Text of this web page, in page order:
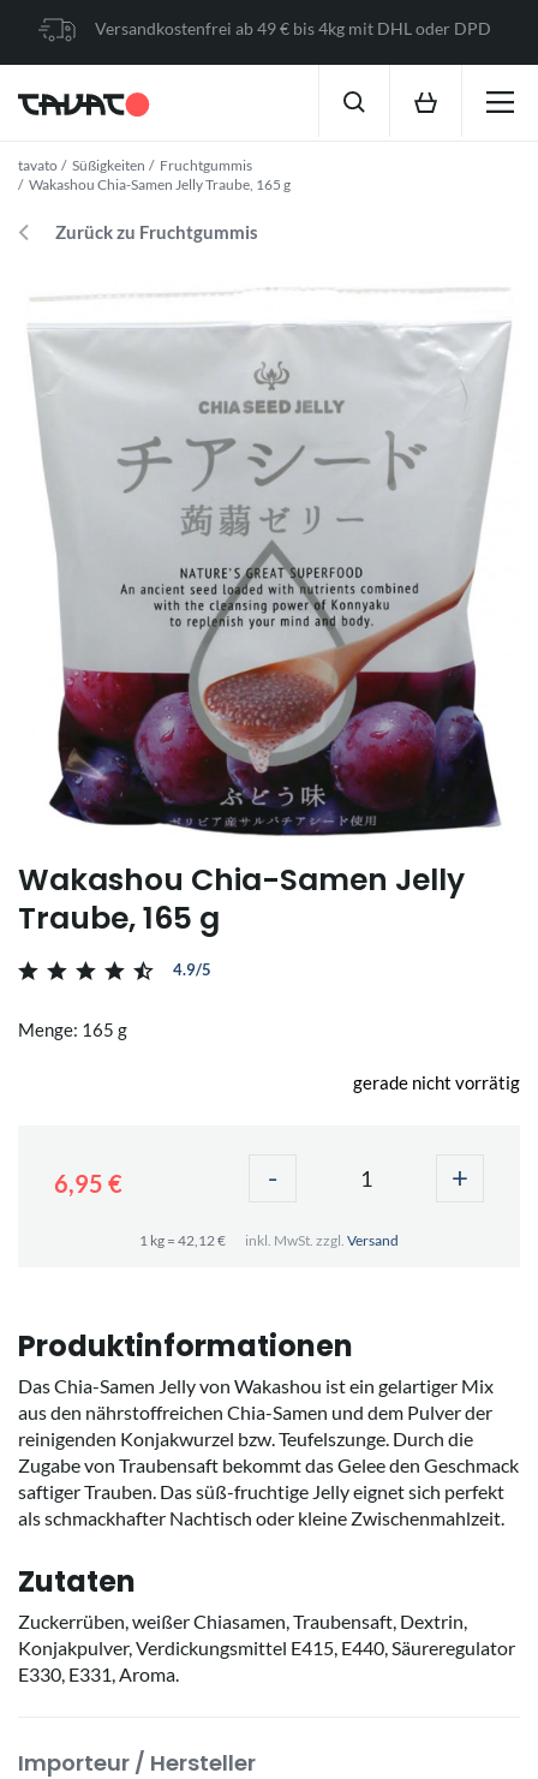
Versandkostenfrei ab 49 € bis 4kg mit DHL oder DPD
tavato Süßigkeiten
Fruchtgummis
Wakashou Chia-Samen Jelly Traube, 165 g
Zurück zu Fruchtgummis
Wakashou Chia-Samen Jelly
Traube, 165 g
4.9/5
Menge: 165 g
gerade nicht vorrätig
6,95 € - +
1 kg = 42,12 € inkl. MwSt. zzgl. Versand
Produktinformationen
Das Chia-Samen Jelly von Wakashou ist ein gelartiger Mix
aus den nährstoffreichen Chia-Samen und dem Pulver der
reinigenden Konjakwurzel bzw. Teufelszunge. Durch die
Zugabe von Traubensaft bekommt das Gelee den Geschmack
saftiger Trauben. Das süß-fruchtige Jelly eignet sich perfekt
als schmackhafter Nachtisch oder kleine Zwischenmahlzeit.
Zutaten
Zuckerrüben, weißer Chiasamen, Traubensaft, Dextrin,
Konjakpulver, Verdickungsmittel E415, E440, Säureregulator
E330, E331, Aroma.
Importeur / Hersteller